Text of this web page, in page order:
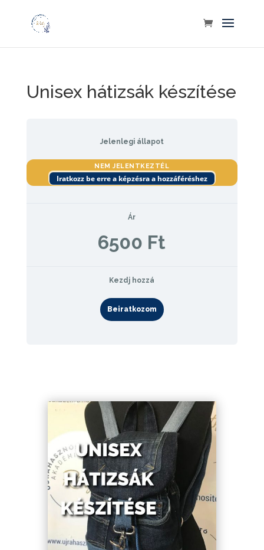
Unisex hátizsák készítése
Jelenlegi állapot
NEM JELENTKEZTÉL
Iratkozz be erre a képzésra a hozzáféréshez
Ár
6500 Ft
Kezdj hozzá
Beiratkozom